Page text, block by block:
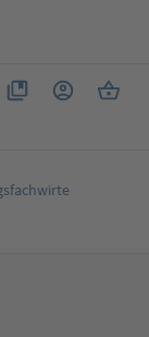
Du hast 0 Produkte